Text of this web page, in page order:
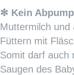
✼ Kein
Muttermilch und
Füttern mit
Somit darf auch
Saugen des